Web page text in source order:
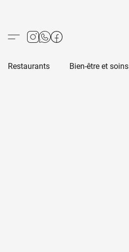
Restaurants Bien-être et soins